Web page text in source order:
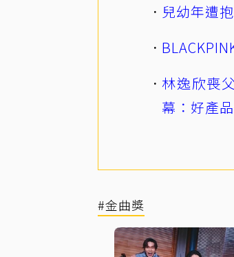
兒幼年遭
林逸欣喪
幕：好產
#金曲獎